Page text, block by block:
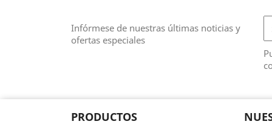
Infórmese de nuestras últimas noticias y
ofertas especiales
PRODUCTOS